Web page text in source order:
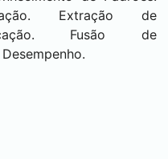
Extração de
Fusão de